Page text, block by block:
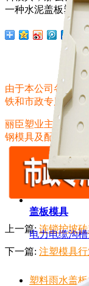
盖板模具
电力电缆沟
一种水泥盖板塑料
由于本公司各规格
铁和市政专用！如
丽臣塑业主营产品：
钢模具及配套的机
上一篇:连锁护坡
下一篇: 注塑模具
塑料雨水盖